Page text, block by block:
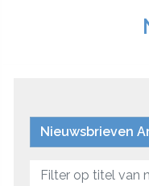
Nieuwsbrieven